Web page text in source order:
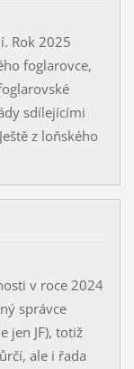
Rok 2025
foglarovce,
sdílejícími
z loňského
v roce 2024
správce
jen JF), totiž
ale i řada